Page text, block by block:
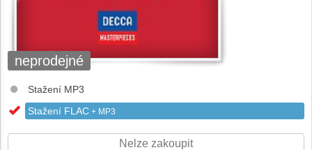
neprodejné
Stažení MP3
Stažení FLAC + MP3
Nelze zakoupit